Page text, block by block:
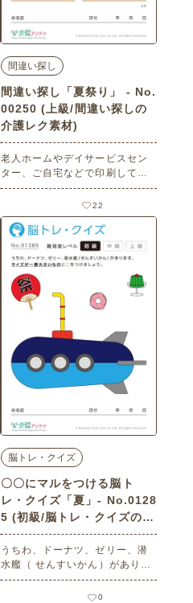
間違い探し
間違い探し「夏祭り」 - No.
00250 (上級/間違い探しの
介護レク素材)
老人ホームやデイサービスセン
ター、ご自宅などで印刷してお
使いいただける無料の高齢者向
け介護レク素材（間違い探し・
上級）です。
22
脳トレ・クイズ
〇〇にマルをつける脳ト
レ・クイズ「夏」- No.0128
5 (初級/脳トレ・クイズの介
護レク素材)
うちわ、ドーナツ、ゼリー、潜
水艦（ せんすいかん）がありま
す。サイズが一番大きいものに○
をつけましょう。 老人ホームや
0